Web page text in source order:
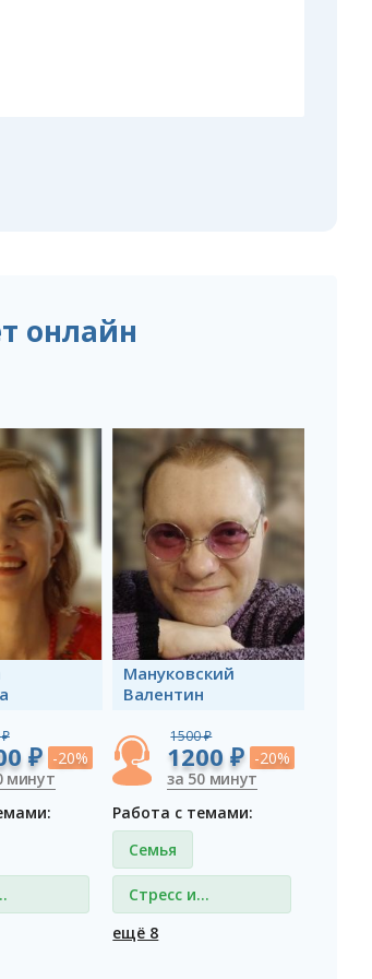
онлайн
₽ -20%
минут
Мануковский
Валентин
1500 ₽
1200 ₽ -20%
за 50 минут
Работа с темами:
Семья
Стресс и
депрессия
ещё 8